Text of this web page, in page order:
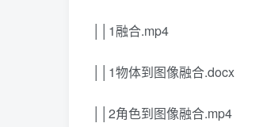
││1融合.mp4
││1物体到图像融合.docx
││2角色到图像融合.mp4